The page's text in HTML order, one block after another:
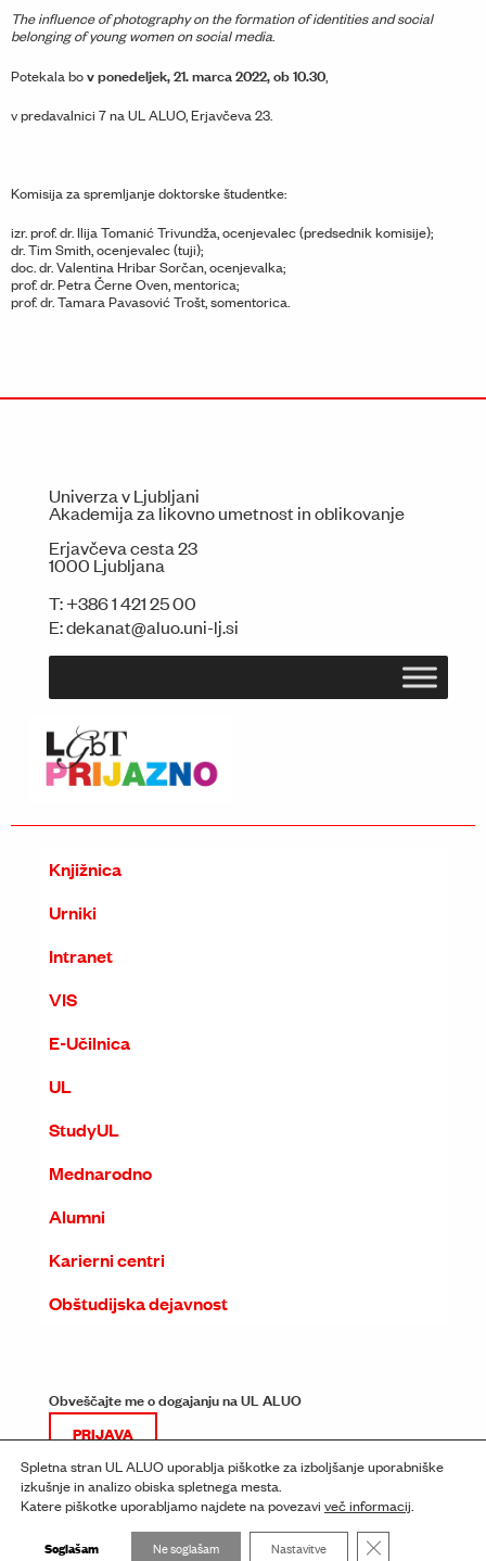
The influence of photography on the formation of identities and social
belonging of young women on social media.
Potekala bov ponedeljek, 21. marca 2022, ob 10.30,
v predavalnici 7 na UL ALUO, Erjavčeva 23.
Komisija za spremljanje doktorske študentke:
izr. prof. dr. Ilija Tomanić Trivundža, ocenjevalec (predsednik komisije);
dr. Tim Smith, ocenjevalec (tuji);
doc. dr. Valentina Hribar Sorčan, ocenjevalka;
prof. dr. Petra Černe Oven, mentorica;
prof. dr. Tamara Pavasović Trošt, somentorica.
Univerza v Ljubljani
Akademija za likovno umetnost in oblikovanje
Erjavčeva cesta 23
1000 Ljubljana
T:+386 1 421 25 00
E:dekanat@aluo.uni-lj.si
Knjižnica
Urniki
Intranet
VIS
E-Učilnica
UL
StudyUL
Mednarodno
Alumni
Karierni centri
Obštudijska dejavnost
Obveščajte me o dogajanju na UL ALUO
PRIJAVA
Spletna stran UL ALUO uporablja piškotke za izboljšanje uporabniške
izkušnje in analizo obiska spletnega mesta.
Katere piškotke uporabljamo najdete na povezavi več informacij.
Soglašam Ne soglašam Nastavitve Close GDPR